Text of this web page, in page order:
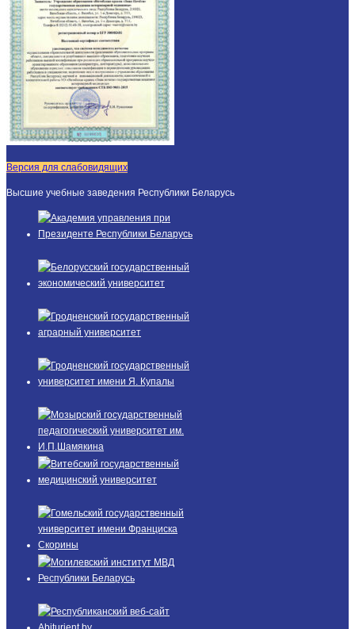
Версия для слабовидящих
Высшие учебные заведения Республики Беларусь